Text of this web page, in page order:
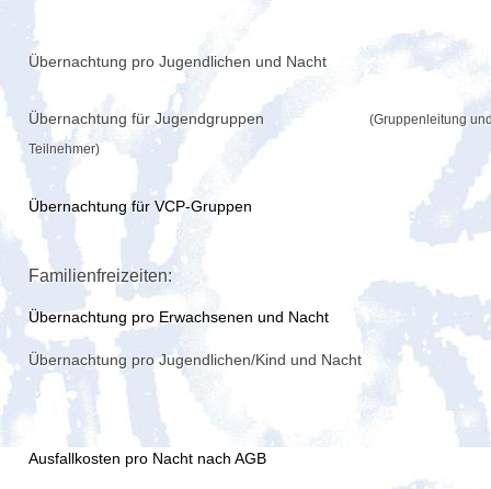
Übernachtung pro Jugendlichen und Nacht
Übernachtung für Jugendgruppen (Gruppenleitung
Teilnehmer)
Übernachtung für VCP-Gruppen
Familienfreizeiten:
Übernachtung pro Erwachsenen und Nacht
Übernachtung pro Jugendlichen/Kind und Nacht
Ausfallkosten pro Nacht nach AGB